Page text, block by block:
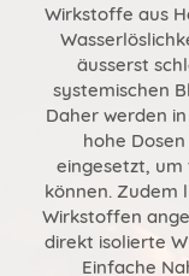
Wirkstoffe aus
äusserst
systemischen
Daher werden
hohe
eingesetzt,
können. Zudem
Wirkstoffen
direkt isolierte
Einfache